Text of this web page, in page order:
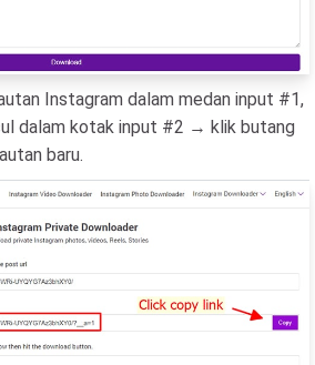
Instagram dalam medan input #1,
dalam kotak input #2 → klik butang
baru.